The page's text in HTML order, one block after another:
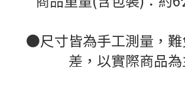
●尺寸皆為手工測量，
差，以實際商品